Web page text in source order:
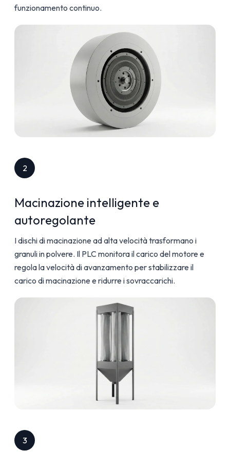
funzionamento continuo.
2
Macinazione intelligente e
autoregolante
I dischi di macinazione ad alta velocità trasformano i
granuli in polvere. Il PLC monitora il carico del motore e
regola la velocità di avanzamento per stabilizzare il
carico di macinazione e ridurre i sovraccarichi.
3